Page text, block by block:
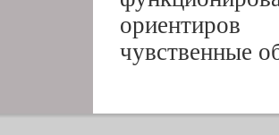
чувственные